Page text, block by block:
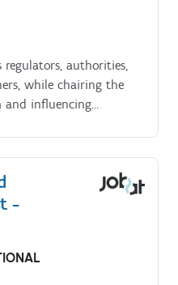
authorities,
while chairing the
and influencing
-